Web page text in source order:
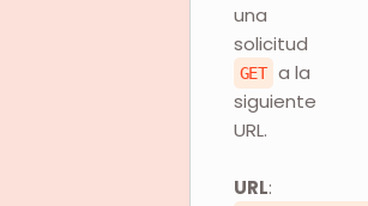
una
solicitud
GET a la
siguiente
URL.
URL: